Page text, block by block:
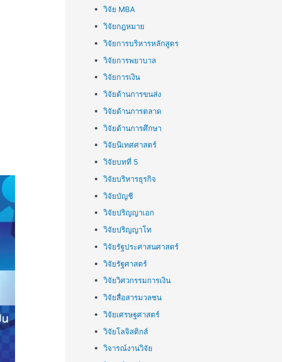
วิจัย MBA
วิจัยกฎหมาย
วิจัยการบริหารหลักสูตร
วิจัยการพยาบาล
วิจัยการเงิน
วิจัยด้านการขนส่ง
วิจัยด้านการตลาด
วิจัยด้านการศึกษา
วิจัยนิเทศศาสตร์
วิจัยบทที่ 5
วิจัยบริหารธุรกิจ
วิจัยบัญชี
วิจัยปริญญาเอก
วิจัยปริญญาโท
วิจัยรัฐประศาสนศาสตร์
วิจัยรัฐศาสตร์
วิจัยวิศวกรรมการเงิน
วิจัยสื่อสารมวลชน
วิจัยเศรษฐศาสตร์
วิจัยโลจิสติกส์
วิจารณ์งานวิจัย